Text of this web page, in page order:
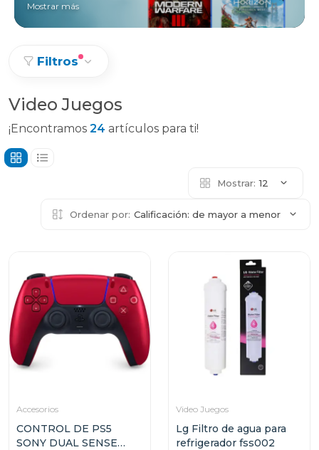
Mostrar más
Filtros
Video Juegos
¡Encontramos 24 artículos para ti!
Mostrar: 12
Ordenar por: Calificación: de mayor a menor
Accesorios
CONTROL DE PS5
SONY DUAL SENSE
Video Juegos
Lg Filtro de agua para
refrigerador fss002